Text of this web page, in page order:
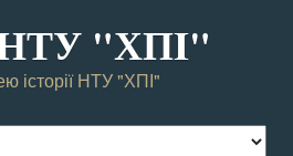
НТУ "ХПI"
історії НТУ "ХПІ"